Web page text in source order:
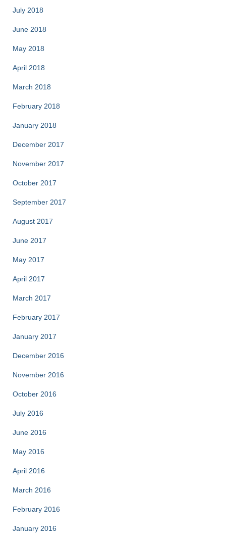
July 2018
June 2018
May 2018
April 2018
March 2018
February 2018
January 2018
December 2017
November 2017
October 2017
September 2017
August 2017
June 2017
May 2017
April 2017
March 2017
February 2017
January 2017
December 2016
November 2016
October 2016
July 2016
June 2016
May 2016
April 2016
March 2016
February 2016
January 2016